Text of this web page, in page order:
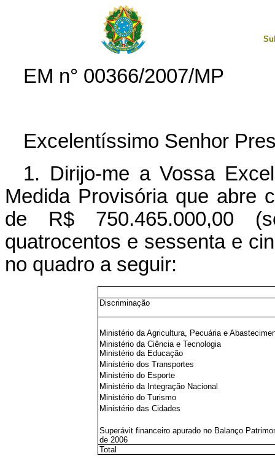
EM n° 00366/2007/MP
Excelentíssimo Senhor
1. Dirijo-me a Vossa
Medida Provisória que abre
de R$ 750.465.000,00
quatrocentos e sessenta e
no quadro a seguir:
Discriminação
Ministério da Agricultura, Pecuária e
Ministério da Ciência e Tecnologia
Ministério da Educação
Ministério dos Transportes
Ministério do Esporte
Ministério da Integração Nacional
Ministério do Turismo
Ministério das Cidades
Superávit financeiro apurado no Balanço
de 2006
Total